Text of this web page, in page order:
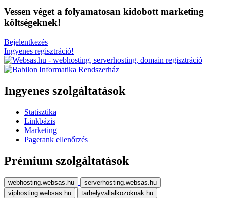
Vessen véget a folyamatosan kidobott marketing
költségeknek!
Bejelentkezés
Ingyenes regisztráció!
Ingyenes szolgáltatások
Statisztika
Linkbázis
Marketing
Pagerank ellenőrzés
Prémium szolgáltatások
webhosting.websas.hu
serverhosting.websas.hu
viphosting.websas.hu
tarhelyvallalkozoknak.hu